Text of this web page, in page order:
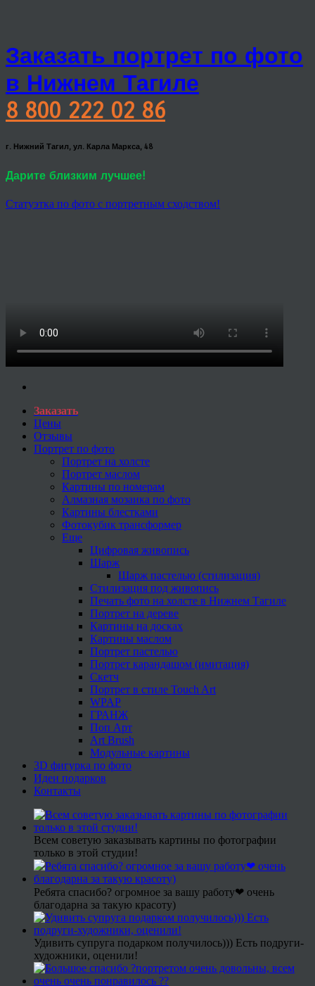
Заказать портрет по фото
в Нижнем Тагиле
8 800 222 02 86
г. Нижний Тагил, ул. Карла Маркса, 48
Дарите близким лучшее!
Статуэтка по фото с портретным сходством!
Заказать
Цены
Отзывы
Портрет по фото
Портрет на холсте
Портрет маслом
Картины по номерам
Алмазная мозаика по фото
Картины блестками
Фотокубик трансформер
Еще
Цифровая живопись
Шарж
Шарж пастелью (стилизация)
Стилизация под живопись
Печать фото на холсте в Нижнем Тагиле
Портрет на дереве
Картины на досках
Картины маслом
Портрет пастелью
Портрет карандашом (имитация)
Скетч
Портрет в стиле Touch Art
WPAP
ГРАНЖ
Поп Арт
Art Brush
Модульные картины
3D фигурка по фото
Идеи подарков
Контакты
Всем советую заказывать картины по фотографии
только в этой студии!
Ребята спасибо? огромное за вашу работу❤ очень
благодарна за такую красоту)
Удивить супруга подарком получилось))) Есть подруги-
художники, оценили!